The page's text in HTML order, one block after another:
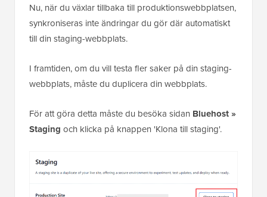
Nu, när du växlar tillbaka till produktionswebbplatsen,
synkroniseras inte ändringar du gör där automatiskt
till din staging-webbplats.
I framtiden, om du vill testa fler saker på din staging-
webbplats, måste du duplicera din webbplats.
För att göra detta måste du besöka sidan Bluehost »
Staging och klicka på knappen 'Klona till staging'.